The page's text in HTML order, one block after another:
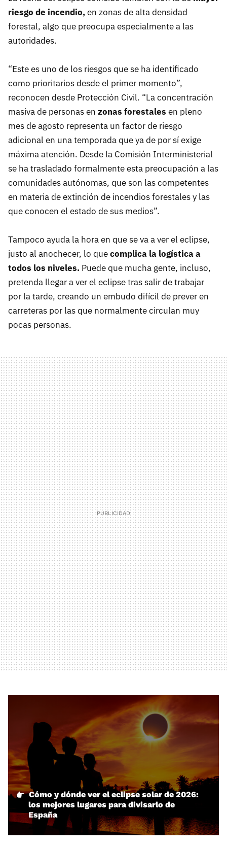
riesgo de incendio,en zonas de alta densidad
forestal, algo que preocupa especialmente a las
autoridades.
“Este es uno de los riesgos que se ha identificado
como prioritarios desde el primer momento”,
reconocen desde Protección Civil. “La concentración
masiva de personas en zonas forestales en pleno
mes de agosto representa un factor de riesgo
adicional en una temporada que ya de por sí exige
máxima atención. Desde la Comisión Interministerial
se ha trasladado formalmente esta preocupación a las
comunidades autónomas, que son las competentes
en materia de extinción de incendios forestales y las
que conocen el estado de sus medios”.
Tampoco ayuda la hora en que se va a ver el eclipse,
justo al anochecer, lo quecomplica la logística a
todos los niveles. Puede que mucha gente, incluso,
pretenda llegar a ver el eclipse tras salir de trabajar
por la tarde, creando un embudo difícil de prever en
carreteras por las que normalmente circulan muy
pocas personas.
Cómo y dónde ver el eclipse solar de 2026:
los mejores lugares para divisarlo de
España